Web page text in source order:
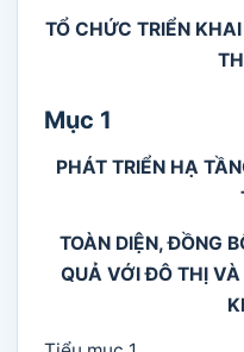
TỔ CHỨC TRIỂN
Mục 1
PHÁT TRIỂN HẠ
TOÀN DIỆN, ĐỒNG
QUẢ VỚI ĐÔ THỊ